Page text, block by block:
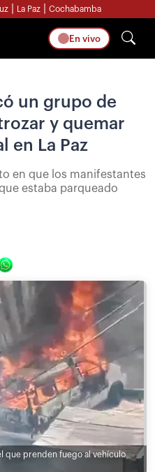
La Paz Cochabamba
En vivo
un grupo de
y quemar
en La Paz
en que los manifestantes
estaba parqueado
que prenden fuego al vehículo